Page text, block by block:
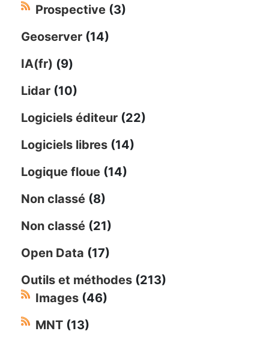
Prospective (3)
Geoserver (14)
IA(fr) (9)
Lidar (10)
Logiciels éditeur (22)
Logiciels libres (14)
Logique floue (14)
Non classé (8)
Non classé (21)
Open Data (17)
Outils et méthodes (213)
Images (46)
MNT (13)